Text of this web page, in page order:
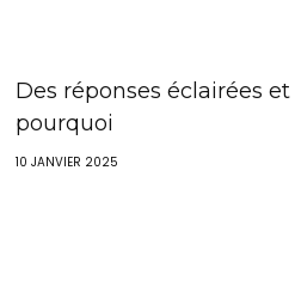
Des réponses éclairées
pourquoi
10 JANVIER 2025